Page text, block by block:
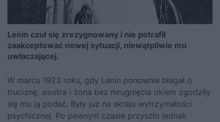
Lenin czuł się zrezygnowany i nie potrafił
zaakceptować nowej sytuacji, niewątpliwie mu
uwłaczającej.
W marcu 1923 roku, gdy Lenin ponownie błagał o
truciznę, siostra i żona bez mrugnięcia okiem zgodziły
się mu ją podać. Były już na skraju wytrzymałości
psychicznej. Po pewnym czasie przyszło jednak